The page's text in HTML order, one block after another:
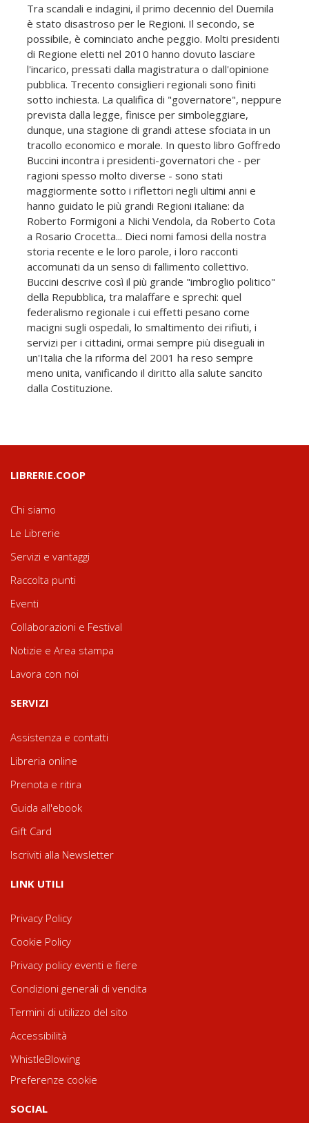
Tra scandali e indagini, il primo decennio del Duemila
è stato disastroso per le Regioni. Il secondo, se
possibile, è cominciato anche peggio. Molti presidenti
di Regione eletti nel 2010 hanno dovuto lasciare
l'incarico, pressati dalla magistratura o dall'opinione
pubblica. Trecento consiglieri regionali sono finiti
sotto inchiesta. La qualifica di "governatore", neppure
prevista dalla legge, finisce per simboleggiare,
dunque, una stagione di grandi attese sfociata in un
tracollo economico e morale. In questo libro Goffredo
Buccini incontra i presidenti-governatori che - per
ragioni spesso molto diverse - sono stati
maggiormente sotto i riflettori negli ultimi anni e
hanno guidato le più grandi Regioni italiane: da
Roberto Formigoni a Nichi Vendola, da Roberto Cota
a Rosario Crocetta... Dieci nomi famosi della nostra
storia recente e le loro parole, i loro racconti
accomunati da un senso di fallimento collettivo.
Buccini descrive così il più grande "imbroglio politico"
della Repubblica, tra malaffare e sprechi: quel
federalismo regionale i cui effetti pesano come
macigni sugli ospedali, lo smaltimento dei rifiuti, i
servizi per i cittadini, ormai sempre più diseguali in
un'Italia che la riforma del 2001 ha reso sempre
meno unita, vanificando il diritto alla salute sancito
dalla Costituzione.
LIBRERIE.COOP
Chi siamo
Le Librerie
Servizi e vantaggi
Raccolta punti
Eventi
Collaborazioni e Festival
Notizie e Area stampa
Lavora con noi
SERVIZI
Assistenza e contatti
Libreria online
Prenota e ritira
Guida all'ebook
Gift Card
Iscriviti alla Newsletter
LINK UTILI
Privacy Policy
Cookie Policy
Privacy policy eventi e fiere
Condizioni generali di vendita
Termini di utilizzo del sito
Accessibilità
WhistleBlowing
Preferenze cookie
SOCIAL